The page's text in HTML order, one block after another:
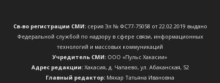
Св-во регистрации СМИ:серия Эл № ФС77-75058 от 22.02.2019 выдано
Федеральной службой по надзору в сфере связи, информационных
технологий и массовых коммуникаций
Учредитель СМИ: ООО «Пульс Хакасии»
Адрес редакции:Хакасия, д. Чапаево, ул. Абаканская, 52
Главный редактор: Мяхар Татьяна Ивановна